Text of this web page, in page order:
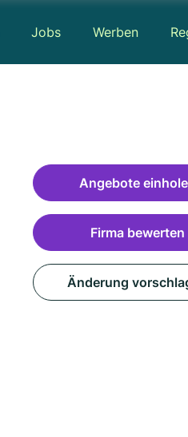
Jobs Werben
Angebote
Firma bewerten
Änderung